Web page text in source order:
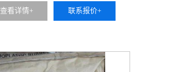
查看详情+ 联系报价+